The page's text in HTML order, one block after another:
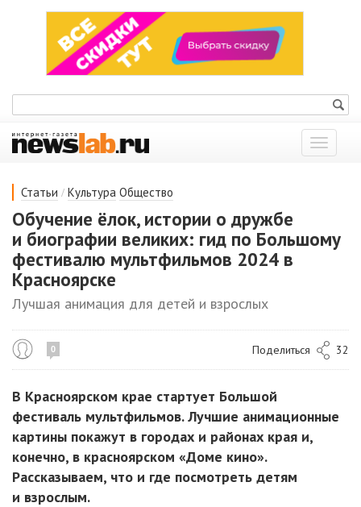
Показать
меню
Статьи / Культура Общество
Обучение ёлок, истории о дружбе
и биографии великих: гид по Большому
фестивалю мультфильмов 2024 в
Красноярске
Лучшая анимация для детей и взрослых
0 Поделиться 32
В Красноярском крае стартует Большой
фестиваль мультфильмов. Лучшие анимационные
картины покажут в городах и районах края и,
конечно, в красноярском «Доме кино».
Рассказываем, что и где посмотреть детям
и взрослым.